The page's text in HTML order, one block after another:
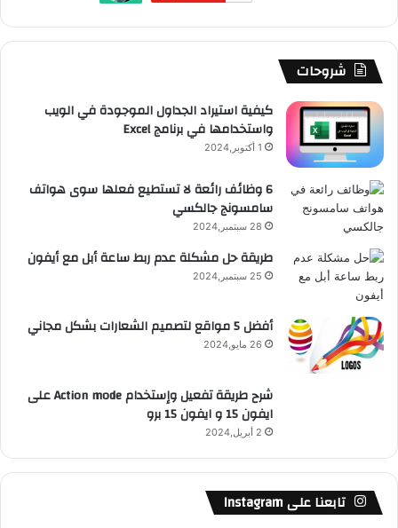
شروحات
كيفية استيراد الجداول الموجودة في الويب
واستخدامها في برنامج Excel
1 أكتوبر,2024
6 وظائف رائعة لا تستطيع فعلها سوى هواتف
سامسونج جالكسي
28 سبتمبر,2024
طريقة حل مشكلة عدم ربط ساعة أبل مع أيفون
25 سبتمبر,2024
أفضل 5 مواقع لتصميم الشعارات بشكل مجاني
26 مايو,2024
شرح طريقة تفعيل وإستخدام Action mode على
ايفون 15 و ايفون 15 برو
2 أبريل,2024
تابعنا على Instagram